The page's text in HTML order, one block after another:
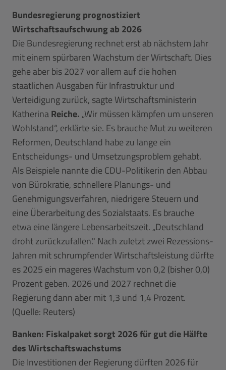
Bundesregierung prognostiziert
Wirtschaftsaufschwung ab 2026
Die Bundesregierung rechnet erst ab nächstem Jahr
mit einem spürbaren Wachstum der Wirtschaft. Dies
gehe aber bis 2027 vor allem auf die hohen
staatlichen Ausgaben für Infrastruktur und
Verteidigung zurück, sagte Wirtschaftsministerin
KatherinaReiche. „Wir müssen kämpfen um unseren
Wohlstand“, erklärte sie. Es brauche Mut zu weiteren
Reformen, Deutschland habe zu lange ein
Entscheidungs- und Umsetzungsproblem gehabt.
Als Beispiele nannte die CDU-Politikerin den Abbau
von Bürokratie, schnellere Planungs- und
Genehmigungsverfahren, niedrigere Steuern und
eine Überarbeitung des Sozialstaats. Es brauche
etwa eine längere Lebensarbeitszeit. „Deutschland
droht zurückzufallen." Nach zuletzt zwei Rezessions-
Jahren mit schrumpfender Wirtschaftsleistung dürfte
es 2025 ein mageres Wachstum von 0,2 (bisher 0,0)
Prozent geben. 2026 und 2027 rechnet die
Regierung dann aber mit 1,3 und 1,4 Prozent.
(Quelle: Reuters)
Banken: Fiskalpaket sorgt 2026 für gut die Hälfte
des Wirtschaftswachstums
Die Investitionen der Regierung dürften 2026 für